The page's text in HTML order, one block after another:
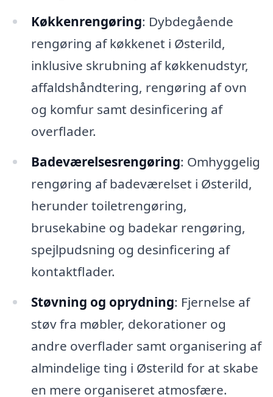
Køkkenrengøring: Dybdegående
rengøring af køkkenet i Østerild,
inklusive skrubning af køkkenudstyr,
affaldshåndtering, rengøring af ovn
og komfur samt desinficering af
overflader.
Badeværelsesrengøring: Omhyggelig
rengøring af badeværelset i Østerild,
herunder toiletrengøring,
brusekabine og badekar rengøring,
spejlpudsning og desinficering af
kontaktflader.
Støvning og oprydning: Fjernelse af
støv fra møbler, dekorationer og
andre overflader samt organisering af
almindelige ting i Østerild for at skabe
en mere organiseret atmosfære.